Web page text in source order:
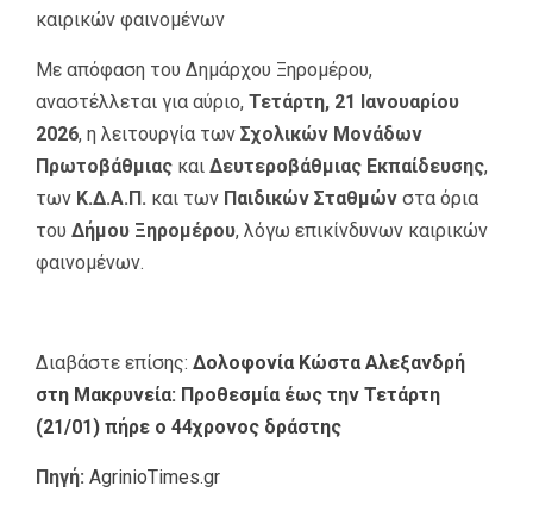
καιρικών φαινομένων
Με απόφαση του Δημάρχου Ξηρομέρου,
αναστέλλεται για αύριο, Τετάρτη, 21 Ιανουαρίου
2026, η λειτουργία των Σχολικών Μονάδων
Πρωτοβάθμιας και Δευτεροβάθμιας Εκπαίδευσης,
των Κ.Δ.Α.Π. και των Παιδικών Σταθμών στα όρια
του Δήμου Ξηρομέρου, λόγω επικίνδυνων καιρικών
φαινομένων.
Διαβάστε επίσης: Δολοφονία Κώστα Αλεξανδρή
στη Μακρυνεία: Προθεσμία έως την Τετάρτη
(21/01) πήρε ο 44χρονος δράστης
Πηγή: AgrinioTimes.gr